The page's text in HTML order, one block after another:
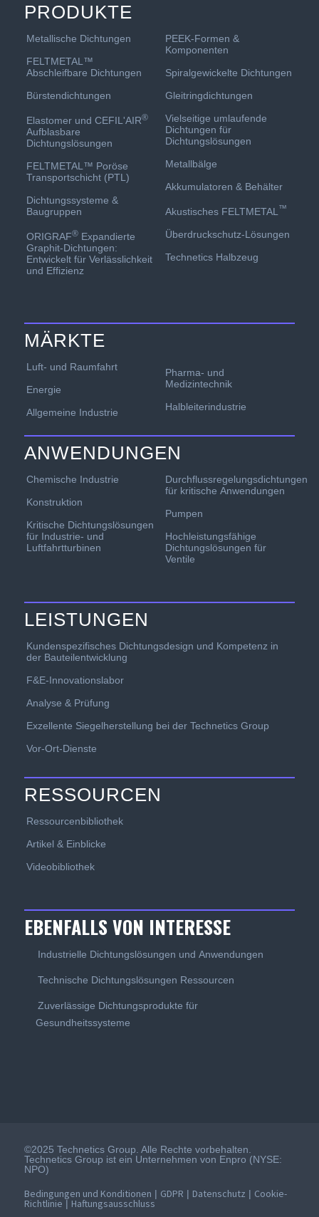
PRODUKTE
Metallische Dichtungen
FELTMETAL™
Abschleifbare Dichtungen
Bürstendichtungen
Elastomer und CEFIL'AIR®
Aufblasbare
Dichtungslösungen
FELTMETAL™ Poröse
Transportschicht (PTL)
Dichtungssysteme &
Baugruppen
ORIGRAF®Expandierte
Graphit-Dichtungen:
Entwickelt für Verlässlichkeit
und Effizienz
PEEK-Formen &
Komponenten
Spiralgewickelte Dichtungen
Gleitringdichtungen
Vielseitige umlaufende
Dichtungen für
Dichtungslösungen
Metallbälge
Akkumulatoren & Behälter
Akustisches FELTMETAL ™
Überdruckschutz-Lösungen
Technetics Halbzeug
MÄRKTE
Luft- und Raumfahrt
Energie
Allgemeine Industrie
Pharma- und
Medizintechnik
Halbleiterindustrie
ANWENDUNGEN
Chemische Industrie
Konstruktion
Kritische Dichtungslösungen
für Industrie- und
Luftfahrtturbinen
Durchflussregelungsdichtungen
für kritische Anwendungen
Pumpen
Hochleistungsfähige
Dichtungslösungen für
Ventile
LEISTUNGEN
Kundenspezifisches Dichtungsdesign und Kompetenz in
der Bauteilentwicklung
F&E-Innovationslabor
Analyse & Prüfung
Exzellente Siegelherstellung bei der Technetics Group
Vor-Ort-Dienste
RESSOURCEN
Ressourcenbibliothek
Artikel & Einblicke
Videobibliothek
EBENFALLS VON INTERESSE
Industrielle Dichtungslösungen und Anwendungen
Technische Dichtungslösungen Ressourcen
Zuverlässige Dichtungsprodukte für
Gesundheitssysteme
©2025 Technetics Group. Alle Rechte vorbehalten.
Technetics Group ist ein Unternehmen von Enpro (NYSE:
NPO)
Bedingungen und Konditionen | GDPR | Datenschutz | Cookie-
Richtlinie | Haftungsausschluss